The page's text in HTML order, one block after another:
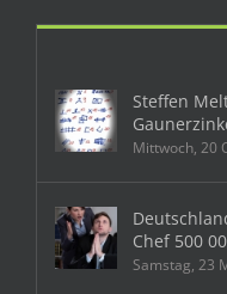
Steffen
Mittwoch, 20
Chef 500
Samstag, 23